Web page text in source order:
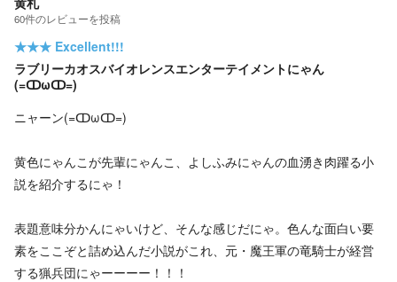
60件のレビューを投稿
★★★ Excellent!!!
ラブリーカオスバイオレンスエンターテイメントにゃん
(=ↀωↀ=)
ニャーン(=ↀωↀ=)
黄色にゃんこが先輩にゃんこ、よしふみにゃんの血湧き肉躍る小
説を紹介するにゃ！
表題意味分かんにゃいけど、そんな感じだにゃ。色んな面白い要
素をここぞと詰め込んだ小説がこれ、元・魔王軍の竜騎士が経営
する猟兵団にゃーーーー！！！